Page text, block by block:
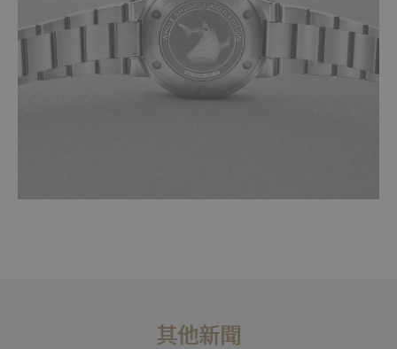
其他新聞